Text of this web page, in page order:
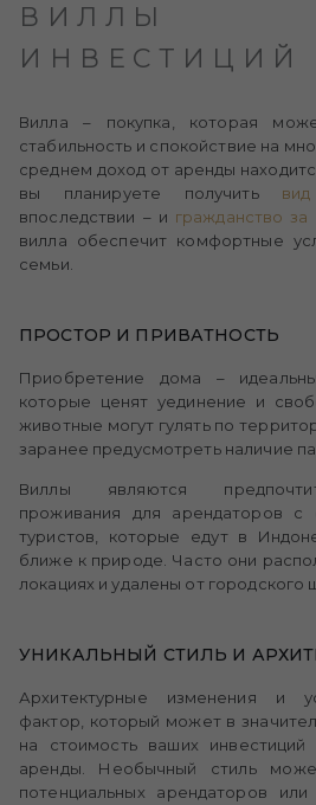
ВИЛЛЫ
ИНВЕСТИЦИЙ
Вилла – покупка, которая
стабильность и спокойствие на
среднем доход от аренды
вы планируете получить
впоследствии – и гражданство
вилла обеспечит комфортные
семьи.
ПРОСТОР И ПРИВАТНОСТЬ
Приобретение дома –
которые ценят уединение и
животные могут гулять по
заранее предусмотреть наличие
Виллы являются
проживания для арендаторов
туристов, которые едут в
ближе к природе. Часто они
локациях и удалены от городского
УНИКАЛЬНЫЙ СТИЛЬ И
Архитектурные изменения и
фактор, который может в
на стоимость ваших
аренды. Необычный стиль
потенциальных арендаторов